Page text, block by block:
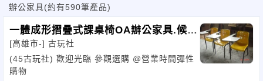
辦公家具(約有590筆產品)
一體成形摺疊式課桌椅OA辦公家具.候等
椅
[高雄市-] 古玩社
(45古玩社) 歡迎光臨 參觀選購 @營業時間彈性
購物